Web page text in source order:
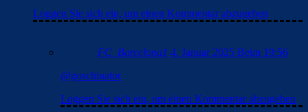
Loggen Sie sich ein, um einen Kommentar abzugeben
FC_Barcelona1 4. Januar 2025 Beim 19:56
@goschinator
Loggen Sie sich ein, um einen Kommentar abzugeben